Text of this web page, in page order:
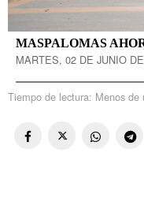
MASPALOMAS
MARTES, 02 DE JUNIO
Tiempo de lectura: Menos de